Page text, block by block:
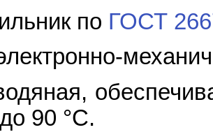
по ГОСТ
90 °C.